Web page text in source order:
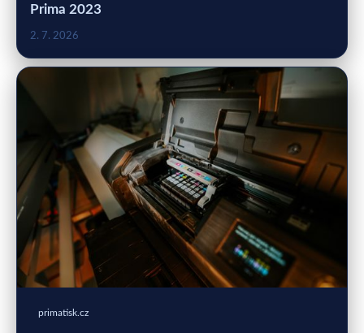
Prima 2023
2. 7. 2026
primatisk.cz